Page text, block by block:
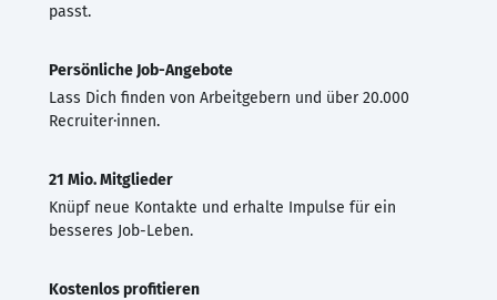
passt.
Persönliche Job-Angebote
Lass Dich finden von Arbeitgebern und über 20.000
Recruiter·innen.
21 Mio. Mitglieder
Knüpf neue Kontakte und erhalte Impulse für ein
besseres Job-Leben.
Kostenlos profitieren